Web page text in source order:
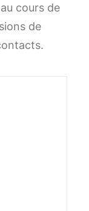
cours de
de